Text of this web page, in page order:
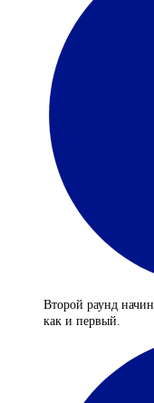
Второй раунд
как и первый.